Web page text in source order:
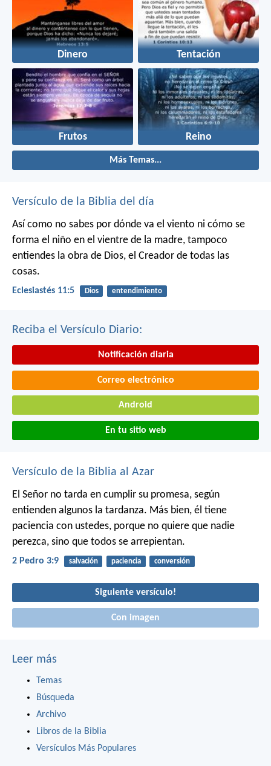
Dinero Tentación
Frutos Reino
Más Temas...
Versículo de la Biblia del día
Así como no sabes por dónde va el viento ni cómo se
forma el niño en el vientre de la madre, tampoco
entiendes la obra de Dios, el Creador de todas las
cosas.
Eclesiastés 11:5 Dios entendimiento
Reciba el Versículo Diario:
Notificación diaria
Correo electrónico
Android
En tu sitio web
Versículo de la Biblia al Azar
El Señor no tarda en cumplir su promesa, según
entienden algunos la tardanza. Más bien, él tiene
paciencia con ustedes, porque no quiere que nadie
perezca, sino que todos se arrepientan.
2 Pedro 3:9 salvación paciencia conversión
Siguiente versículo!
Con imagen
Leer más
Temas
Búsqueda
Archivo
Libros de la Biblia
Versículos Más Populares